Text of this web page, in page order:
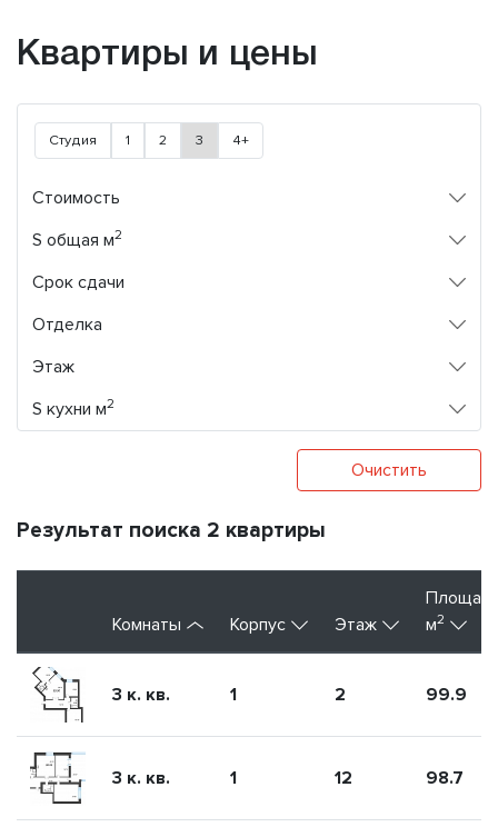
Квартиры и цены
Студия 1 2 3 4+
Стоимость
S общая м2
Срок сдачи
Отделка
Этаж
S кухни м2
Очистить
Результат поиска 2 квартиры
Комнаты Корпус Этаж
м2
3 к. кв. 1 2 99.9
3 к. кв. 1 12 98.7